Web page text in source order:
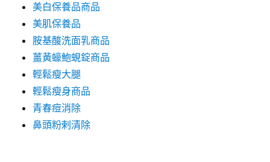
美白保養品商品
美肌保養品
胺基酸洗面乳商品
薑黃蠔鮑蜆錠商品
輕鬆瘦大腿
輕鬆瘦身商品
青春痘消除
鼻頭粉剌清除